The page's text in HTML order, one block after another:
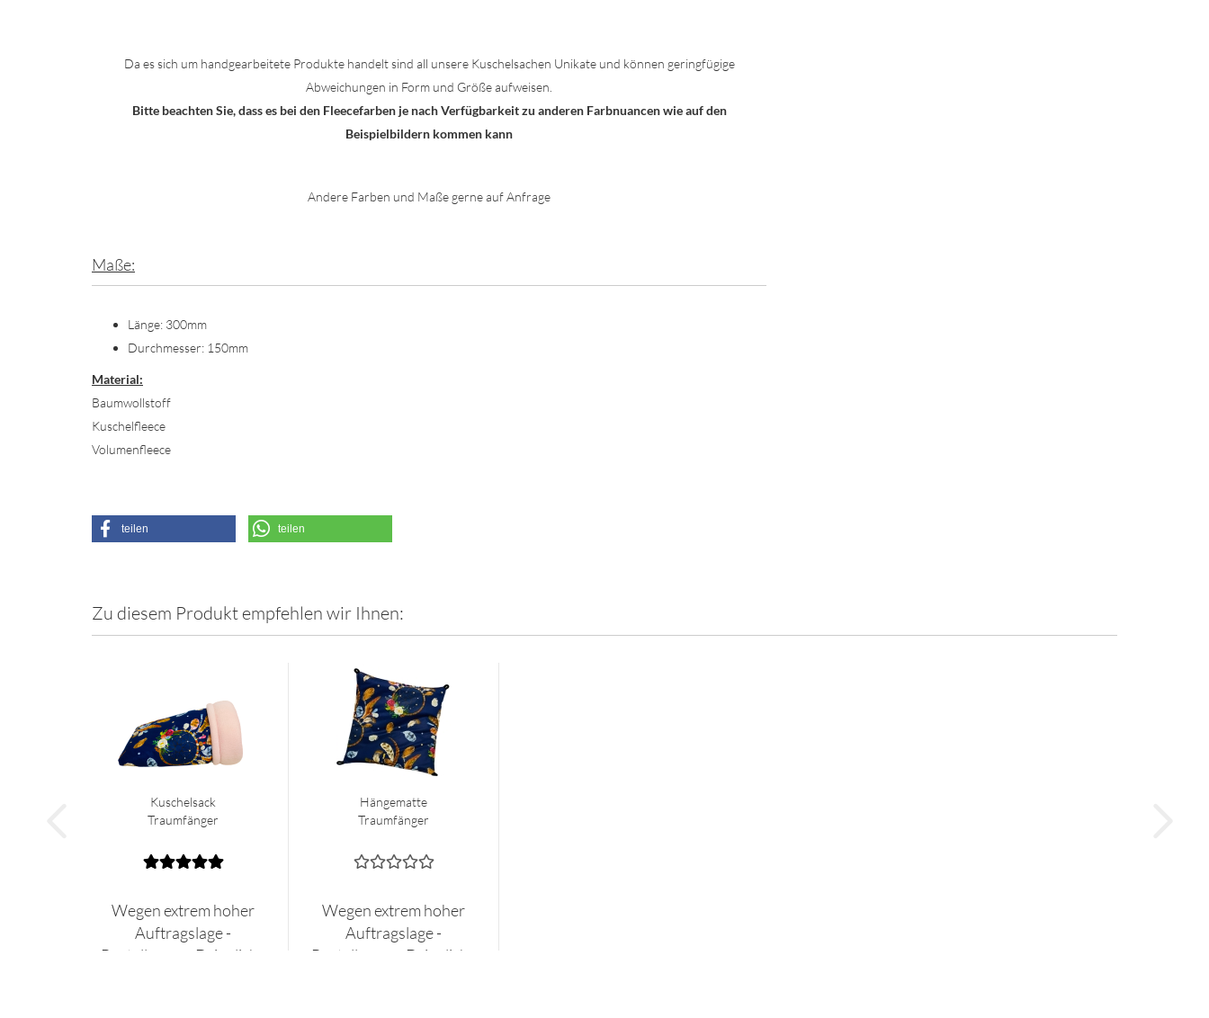
Da es sich um handgearbeitete Produkte handelt sind all unsere Kuschelsachen Unikate und können geringfügige
Abweichungen in Form und Größe aufweisen.
Bitte beachten Sie, dass es bei den Fleecefarben je nach Verfügbarkeit zu anderen Farbnuancen wie auf den
Beispielbildern kommen kann
Andere Farben und Maße gerne auf Anfrage
Maße:
Länge: 300mm
Durchmesser: 150mm
Material:
Baumwollstoff
Kuschelfleece
Volumenfleece
teilen teilen
Zu diesem Produkt empfehlen wir Ihnen:
Kuschelsack
Traumfänger
Wegen extrem hoher
Auftragslage -
Bestellpause. Dringliche
Hängematte
Traumfänger
Wegen extrem hoher
Auftragslage -
Bestellpause. Dringliche